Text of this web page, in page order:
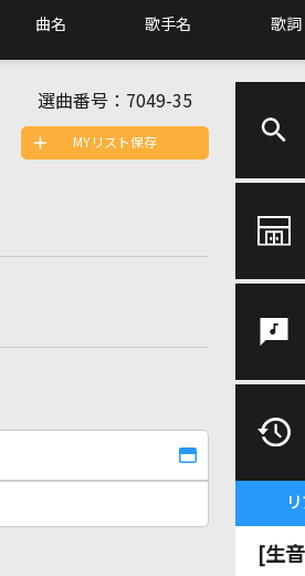
曲名 歌手名 歌詞
[生
選曲番号： 7049-35
MYリスト保存